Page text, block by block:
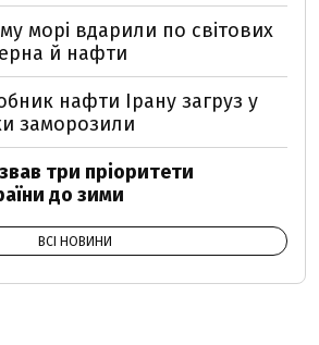
морі вдарили по світових
й нафти
нафти Ірану загруз у
заморозили
три пріоритети
до зими
ВСІ НОВИНИ